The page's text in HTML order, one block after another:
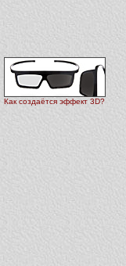
Как создаётся эффект 3D?